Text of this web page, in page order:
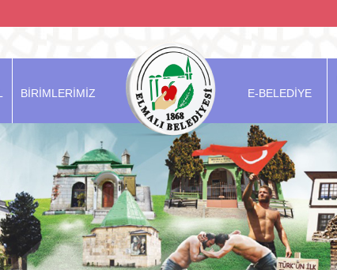
BİRİMLERİMİZ E-BELEDİYE